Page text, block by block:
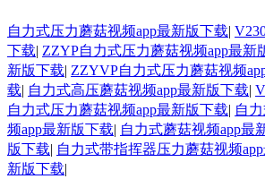
自力式压力蘑菇视频app最新版下载|
下载| ZZYP自力式压力蘑菇视频app最新
新版下载| ZZYVP自力式压力蘑菇视频
载| 自力式高压蘑菇视频app最新版下载|
自力式压力蘑菇视频app最新版下载| 自
频app最新版下载| 自力式蘑菇视频app最
版下载| 自力式带指挥器压力蘑菇视频
新版下载|